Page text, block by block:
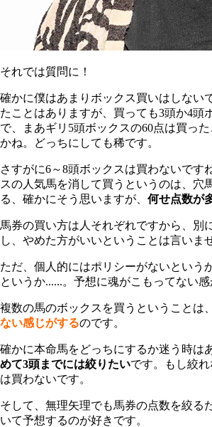
それでは質問に！
確かに僕はあまりボックス買いはしない
たことはありますが、買っても3頭か4頭
で、まあギリ5頭ボックスの60点は買っ
かね。どっちにしても稀です。
さすがに6～8頭ボックスは買わないです
スの人気馬を消して買うというのは、穴
る、確かにそう思いますが、 何せ点数が
馬券の買い方は人それぞれですから、別
し、やめた方がいいということは言いま
ただ、個人的にはポリシーがないという
というか......。予想に魂がこもってない感
複数の馬のボックスを買うということは、
ない感じがするのです。
確かに本命馬をどっちにするか迷う時は
めて3頭までには絞りたいです。もし絞
は買わないです。
そして、無理矢理でも馬券の点数を絞る
いて予想するのが好きです。